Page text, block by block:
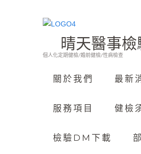
晴天醫事
個人化定期健檢/婚前健檢/性病檢查
關於我們 最新
服務項目 健檢
檢驗DM下載